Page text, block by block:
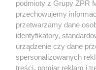
Gonzaleza
ZOBACZ WIĘCEJ
podmioty z Grupy ZPR
przechowujemy
przetwarzamy dane
identyfikatory,
urządzenie czy dane
spersonalizowanych
treści, pomiar reklam i